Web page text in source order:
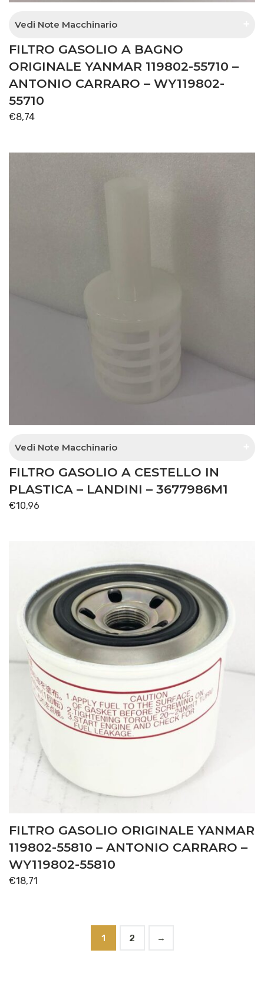
Vedi Note Macchinario
prefiltro
FILTRO GASOLIO A BAGNO
ORIGINALE YANMAR 119802-55710 –
ANTONIO CARRARO – WY119802-
55710
€8,74
Vedi Note Macchinario
prefiltro
FILTRO GASOLIO A CESTELLO IN
PLASTICA – LANDINI – 3677986M1
€10,96
FILTRO GASOLIO ORIGINALE YANMAR
119802-55810 – ANTONIO CARRARO –
WY119802-55810
€18,71
1 2 →